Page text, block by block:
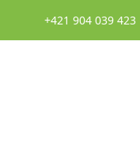
+421 904 039 423